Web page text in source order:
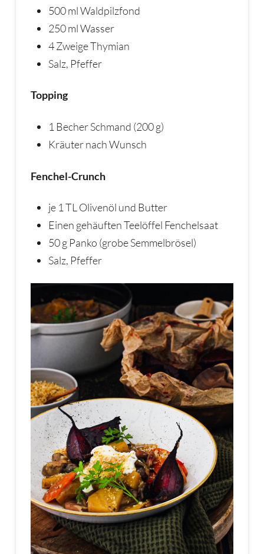
500 ml Waldpilzfond
250 ml Wasser
4 Zweige Thymian
Salz, Pfeffer
Topping
1 Becher Schmand (200 g)
Kräuter nach Wunsch
Fenchel-Crunch
je 1 TL Olivenöl und Butter
Einen gehäuften Teelöffel Fenchelsaat
50 g Panko (grobe Semmelbrösel)
Salz, Pfeffer